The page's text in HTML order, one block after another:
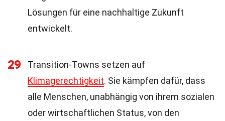
Lösungen für eine nachhaltige Zukunft
entwickelt.
29
Transition-Towns setzen auf
Klimagerechtigkeit. Sie kämpfen dafür, dass
alle Menschen, unabhängig von ihrem sozialen
oder wirtschaftlichen Status, von den